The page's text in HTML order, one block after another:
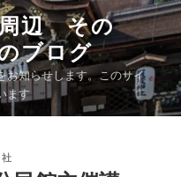
周辺 その
ブログ
お知らせします。このサイ
ます